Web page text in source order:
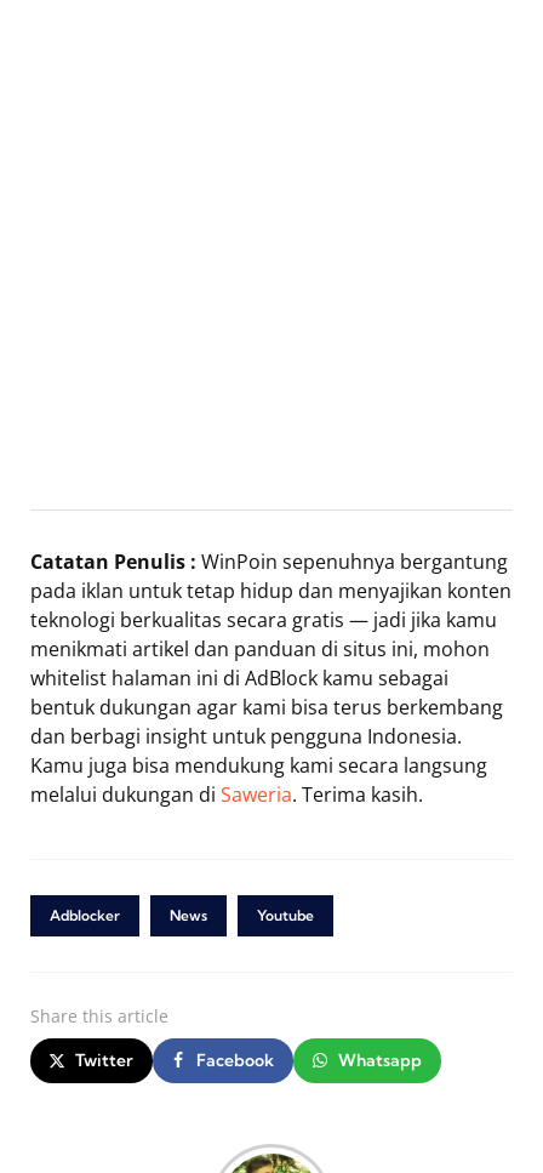
Catatan Penulis : WinPoin sepenuhnya bergantung
pada iklan untuk tetap hidup dan menyajikan konten
teknologi berkualitas secara gratis — jadi jika kamu
menikmati artikel dan panduan di situs ini, mohon
whitelist halaman ini di AdBlock kamu sebagai
bentuk dukungan agar kami bisa terus berkembang
dan berbagi insight untuk pengguna Indonesia.
Kamu juga bisa mendukung kami secara langsung
melalui dukungan di Saweria. Terima kasih.
Adblocker News Youtube
Share this article
Twitter Facebook Whatsapp